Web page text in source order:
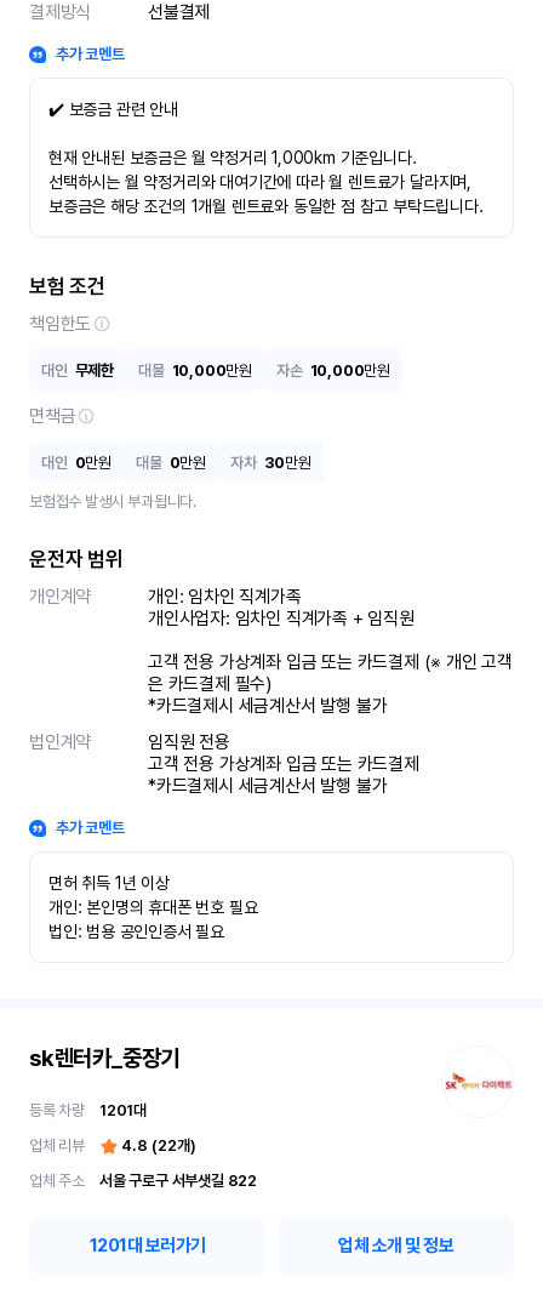
결제방식
선불결제
추가 코멘트
✔️ 보증금 관련 안내
현재 안내된 보증금은 월 약정거리 1,000km 기준입니다.
선택하시는 월 약정거리와 대여기간에 따라 월 렌트료가 달라지며,
보증금은 해당 조건의 1개월 렌트료와 동일한 점 참고 부탁드립니다.
보험 조건
책임한도
대인 무제한 대물 10,000만원 자손 10,000만원
면책금
대인 0만원 대물 0만원 자차 30만원
보험접수 발생시 부과됩니다.
운전자 범위
개인계약
개인: 임차인 직계가족
개인사업자: 임차인 직계가족 + 임직원
고객 전용 가상계좌 입금 또는 카드결제 (※ 개인 고객
은 카드결제 필수)
*카드결제시 세금계산서 발행 불가
법인계약
임직원 전용
고객 전용 가상계좌 입금 또는 카드결제
*카드결제시 세금계산서 발행 불가
추가 코멘트
면허 취득 1년 이상
개인: 본인명의 휴대폰 번호 필요
법인: 범용 공인인증서 필요
sk렌터카_중장기
등록 차량 1201대
업체 리뷰
4.8 (22개)
업체 주소
서울 구로구 서부샛길 822
1201대 보러가기 업체 소개 및 정보